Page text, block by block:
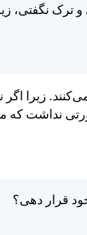
ترک نگفتی،
زيرا اگر
نداشت كه
قرار دهی؟